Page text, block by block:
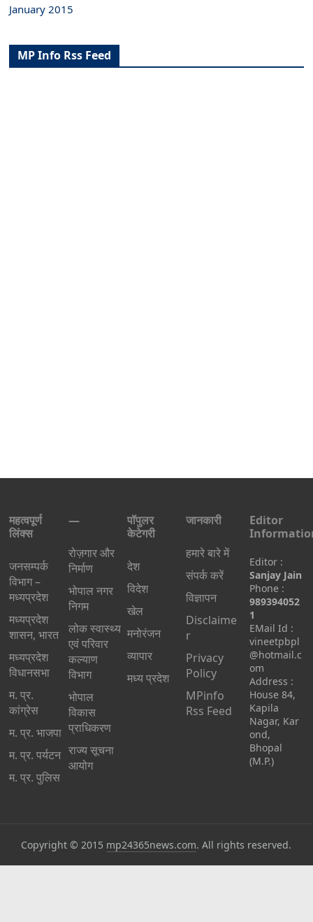
January 2015
MP Info Rss Feed
महत्वपूर्ण
लिंक्स
जनसम्पर्क
विभाग –
मध्यप्रदेश
मध्यप्रदेश
शासन, भारत
मध्‍यप्रदेश
विधानसभा
म. प्र.
कांग्रेस
म. प्र. भाजपा
म. प्र. पर्यटन
म. प्र. पुलिस
—
रोज़गार और
निर्माण
भोपाल नगर
निगम
लोक स्वास्थ्य
एवं परिवार
कल्याण
विभाग
भोपाल
विकास
प्राधिकरण
राज्य सूचना
आयोग
पॉपुलर
केटेगरी
देश
विदेश
खेल
मनोरंजन
व्यापार
मध्य प्रदेश
जानकारी
हमारे बारे में
संपर्क करें
विज्ञापन
Disclaime
r
Privacy
Policy
MPinfo
Rss Feed
Editor
Editor :
Sanjay Jain
Phone :
989394052
1
EMail Id :
vineetpbpl
@hotmail.c
om
Address :
House 84,
Kapila
Nagar, Kar
ond,
Bhopal
(M.P.)
Copyright © 2015 mp24365news.com. All rights reserved.